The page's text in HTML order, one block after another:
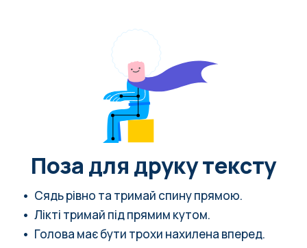
Поза для друку тексту
Сядь рівно та тримай спину прямою.
Лікті тримай під прямим кутом.
Голова має бути трохи нахилена вперед.